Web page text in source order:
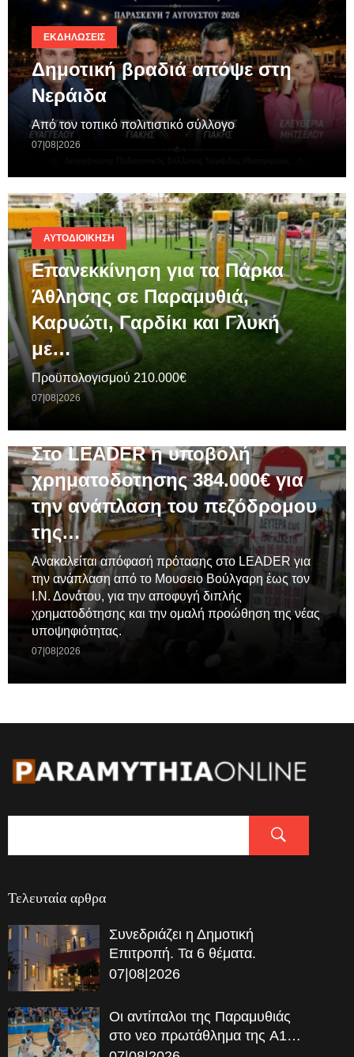
ΕΚΔΗΛΏΣΕΙΣ
Δημοτική βραδιά απόψε στη
Νεράιδα
Από τον τοπικό πολιτιστικό σύλλογο
07|08|2026
ΑΥΤΟΔΙΟΊΚΗΣΗ
Επανεκκίνηση για τα Πάρκα
Άθλησης σε Παραμυθιά,
Καρυώτι, Γαρδίκι και Γλυκή
με…
Προϋπολογισμού 210.000€
07|08|2026
Στο LEADER η υποβολή
χρηματοδοτησης 384.000€ για
την ανάπλαση του πεζόδρομου
της…
Ανακαλείται απόφασή πρότασης στο LEADER για
την ανάπλαση από το Μουσειο Βούλγαρη έως τον
Ι.Ν. Δονάτου, για την αποφυγή διπλής
χρηματοδότησης και την ομαλή προώθηση της νέας
υποψηφιότητας.
07|08|2026
Τελευταία αρθρα
Συνεδριάζει η Δημοτική
Επιτροπή. Τα 6 θέματα.
07|08|2026
Οι αντίπαλοι της Παραμυθιάς
στο νεο πρωτάθλημα της A1…